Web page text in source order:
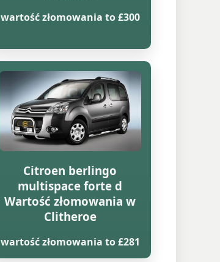
wartość złomowania to £300
Citroen berlingo
multispace forte d
Wartość złomowania w
Clitheroe
wartość złomowania to £281